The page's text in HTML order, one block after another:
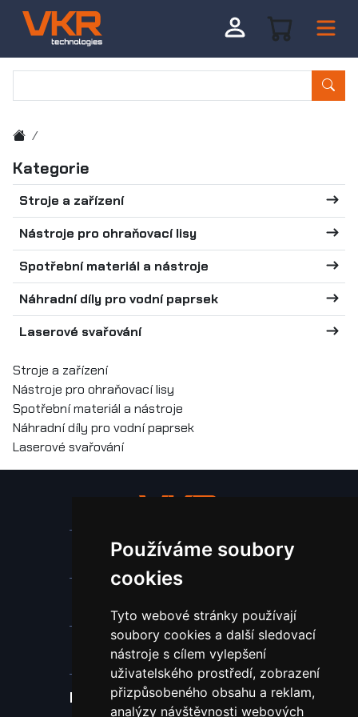
Používáme soubory
cookies
Tyto webové stránky používají
soubory cookies a další sledovací
nástroje s cílem vylepšení
uživatelského prostředí, zobrazení
přizpůsobeného obsahu a reklam,
analýzy návštěvnosti webových
Kategorie
Stroje a zařízení
Nástroje pro ohraňovací lisy
Spotřební materiál a nástroje
Náhradní díly pro vodní paprsek
Laserové svařování
Stroje a zařízení
Nástroje pro ohraňovací lisy
Spotřební materiál a nástroje
Náhradní díly pro vodní paprsek
Laserové svařování
Stroje a zařízení
Spotřební materiál a nástroje
Náhradní díly pro vodní paprsek